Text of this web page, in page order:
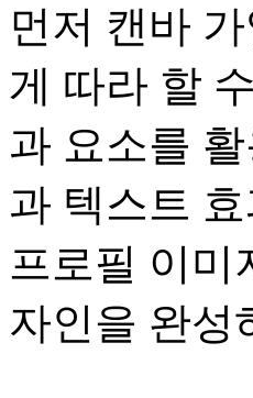
먼저 캔바
게 따라 할
과 요소를
과 텍스트
프로필 이미
자인을 완성